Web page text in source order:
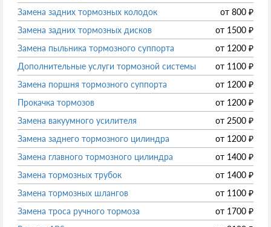
Замена задних тормозных колодок
от 800 ₽
Замена задних тормозных дисков
от 1500 ₽
Замена пыльника тормозного суппорта
от 1200 ₽
Дополнительные услуги тормозной системы
от 1100 ₽
Замена поршня тормозного суппорта
от 1200 ₽
Прокачка тормозов
от 1200 ₽
Замена вакуумного усилителя
от 2500 ₽
Замена заднего тормозного цилиндра
от 1200 ₽
Замена главного тормозного цилиндра
от 1400 ₽
Замена тормозных трубок
от 1400 ₽
Замена тормозных шлангов
от 1100 ₽
Замена троса ручного тормоза
от 1700 ₽